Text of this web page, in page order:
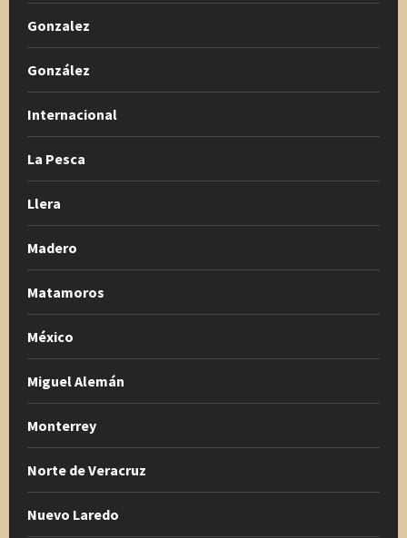
Gonzalez
González
Internacional
La Pesca
Llera
Madero
Matamoros
México
Miguel Alemán
Monterrey
Norte de Veracruz
Nuevo Laredo